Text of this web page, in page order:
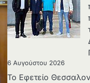
6 Αυγούστου 2026
Το Εφετείο